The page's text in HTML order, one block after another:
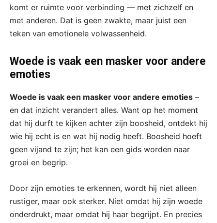
komt er ruimte voor verbinding — met zichzelf en
met anderen. Dat is geen zwakte, maar juist een
teken van emotionele volwassenheid.
Woede is vaak een masker voor andere
emoties
Woede is vaak een masker voor andere emoties –
en dat inzicht verandert alles. Want op het moment
dat hij durft te kijken achter zijn boosheid, ontdekt hij
wie hij echt is en wat hij nodig heeft. Boosheid hoeft
geen vijand te zijn; het kan een gids worden naar
groei en begrip.
Door zijn emoties te erkennen, wordt hij niet alleen
rustiger, maar ook sterker. Niet omdat hij zijn woede
onderdrukt, maar omdat hij haar begrijpt. En precies